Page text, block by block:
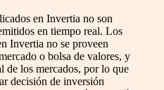
en Invertia no son
en tiempo real. Los
Invertia no se proveen
o bolsa de valores, y
de los mercados, por lo que
decisión de inversión